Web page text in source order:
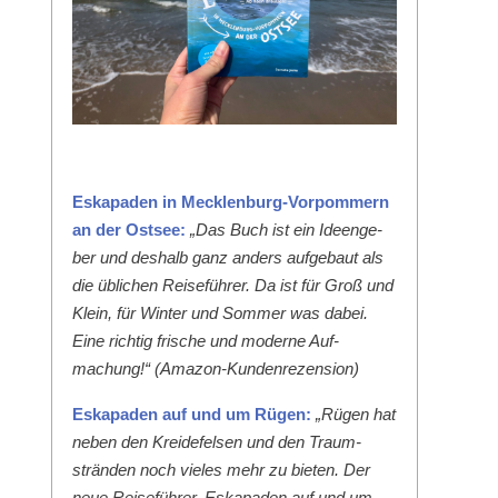
Eska­paden in Meck­len­burg-Vor­pom­mern
an der Ost­see: „Das Buch ist ein Ideenge­
ber und deshalb ganz anders aufge­baut als
die üblichen Reise­führer. Da ist für Groß und
Klein, für Win­ter und Som­mer was dabei.
Eine richtig frische und mod­erne Auf­
machung!“ (Ama­zon-Kun­den­rezen­sion)
Eska­paden auf und um Rügen: „Rügen hat
neben den Krei­de­felsen und den Traum­
strän­den noch vieles mehr zu bieten. Der